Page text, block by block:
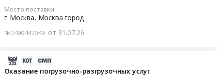
Место поставки
г. Москва, Москва город
№2490442049 от 31.07.26
Оказание погрузочно-разгрузочных услуг